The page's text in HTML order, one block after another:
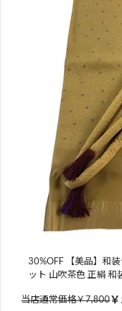
30%OFF 【美品】和
ット 山吹茶色 正絹 和
当店通常価格￥7,800￥